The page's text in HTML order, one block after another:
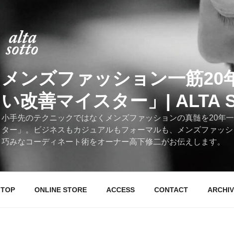
メンズファッション一筋20
い改善マイスター」| ALTA
小手先のテクニックではなくメンズファッションの真髄を20年
ター」。ビジネスもカジュアルもフォーマルも、メンズファッ
巧みなコーディネート術をオーナー高下修二がお伝えします。
TOP ONLINE STORE ACCESS CONTACT